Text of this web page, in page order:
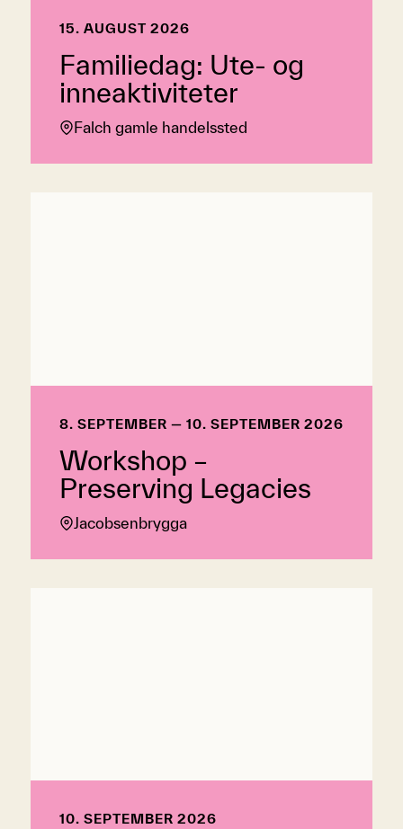
15. AUGUST 2026
Familiedag: Ute- og
inneaktiviteter
Falch gamle handelssted
8. SEPTEMBER — 10. SEPTEMBER 2026
Workshop –
Preserving Legacies
Jacobsenbrygga
10. SEPTEMBER 2026